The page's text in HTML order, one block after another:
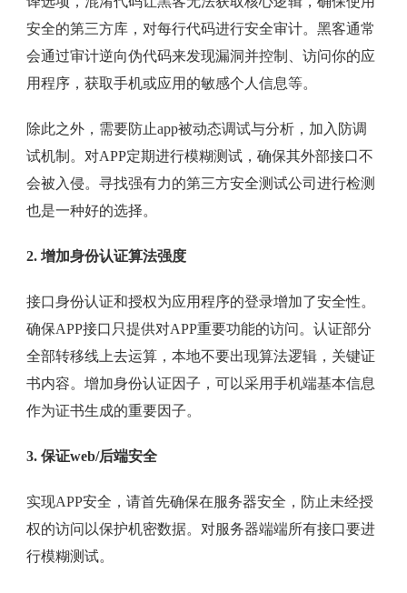
安全的第三方库，对每行代码进行安全审计。黑客通常
会通过审计逆向伪代码来发现漏洞并控制、访问你的应
用程序，获取手机或应用的敏感个人信息等。
除此之外，需要防止app被动态调试与分析，加入防调
试机制。对APP定期进行模糊测试，确保其外部接口不
会被入侵。寻找强有力的第三方安全测试公司进行检测
也是一种好的选择。
2. 增加身份认证算法强度
接口身份认证和授权为应用程序的登录增加了安全性。
确保APP接口只提供对APP重要功能的访问。认证部分
全部转移线上去运算，本地不要出现算法逻辑，关键证
书内容。增加身份认证因子，可以采用手机端基本信息
作为证书生成的重要因子。
3. 保证web/后端安全
实现APP安全，请首先确保在服务器安全，防止未经授
权的访问以保护机密数据。对服务器端端所有接口要进
行模糊测试。